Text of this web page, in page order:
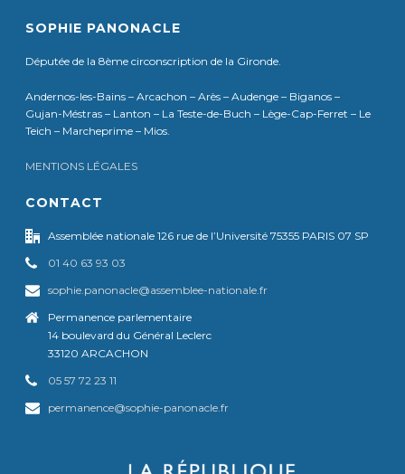
SOPHIE PANONACLE
Députée de la 8ème circonscription de la Gironde.
Andernos-les-Bains – Arcachon – Arès – Audenge – Biganos –
Gujan-Méstras – Lanton – La Teste-de-Buch – Lège-Cap-Ferret – Le
Teich – Marcheprime – Mios.
MENTIONS LÉGALES
CONTACT
Assemblée nationale 126 rue de l’Université 75355 PARIS 07 SP
01 40 63 93 03
sophie.panonacle@assemblee-nationale.fr
Permanence parlementaire
14 boulevard du Général Leclerc
33120 ARCACHON
05 57 72 23 11
permanence@sophie-panonacle.fr